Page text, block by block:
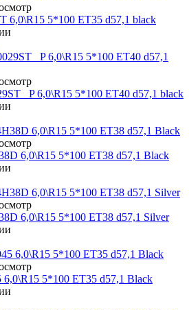
6,0\R15 5*100 ET35 d57,1 black
_P 6,0\R15 5*100 ET40 d57,1 black
6,0\R15 5*100 ET38 d57,1 Black
6,0\R15 5*100 ET38 d57,1 Silver
5*100 ET35 d57,1 Black